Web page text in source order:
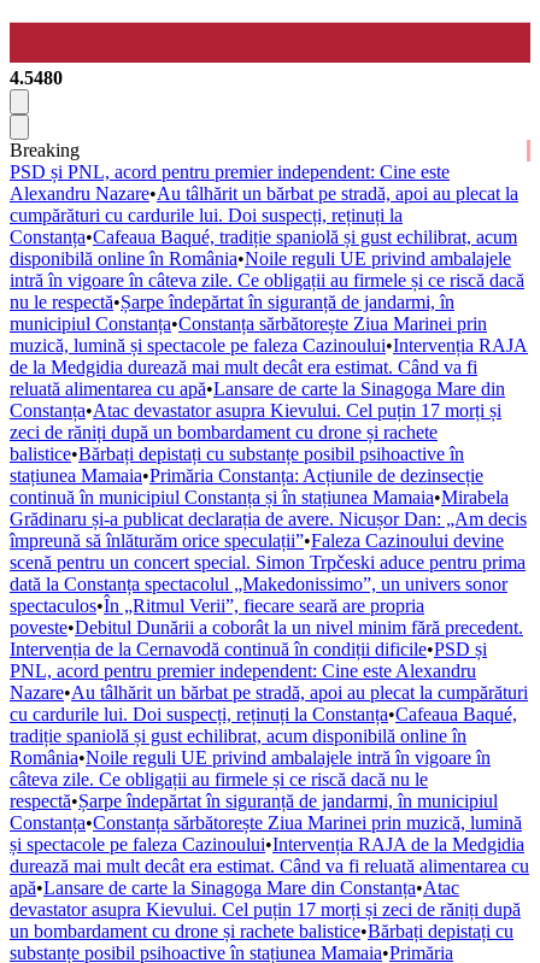
4.5480
Breaking
PSD și PNL, acord pentru premier independent: Cine este
Alexandru Nazare•Au tâlhărit un bărbat pe stradă, apoi au plecat la
cumpărături cu cardurile lui. Doi suspecți, reținuți la
Constanța•Cafeaua Baqué, tradiție spaniolă și gust echilibrat, acum
disponibilă online în România•Noile reguli UE privind ambalajele
intră în vigoare în câteva zile. Ce obligații au firmele și ce riscă dacă
nu le respectă•Șarpe îndepărtat în siguranță de jandarmi, în
municipiul Constanța•Constanța sărbătorește Ziua Marinei prin
muzică, lumină și spectacole pe faleza Cazinoului•Intervenția RAJA
de la Medgidia durează mai mult decât era estimat. Când va fi
reluată alimentarea cu apă•Lansare de carte la Sinagoga Mare din
Constanța•Atac devastator asupra Kievului. Cel puțin 17 morți și
zeci de răniți după un bombardament cu drone și rachete
balistice•Bărbați depistați cu substanțe posibil psihoactive în
stațiunea Mamaia•Primăria Constanța: Acțiunile de dezinsecție
continuă în municipiul Constanța și în stațiunea Mamaia•Mirabela
Grădinaru și-a publicat declarația de avere. Nicușor Dan: „Am decis
împreună să înlăturăm orice speculații”•Faleza Cazinoului devine
scenă pentru un concert special. Simon Trpčeski aduce pentru prima
dată la Constanța spectacolul „Makedonissimo”, un univers sonor
spectaculos•În „Ritmul Verii”, fiecare seară are propria
poveste•Debitul Dunării a coborât la un nivel minim fără precedent.
Intervenția de la Cernavodă continuă în condiții dificile•PSD și
PNL, acord pentru premier independent: Cine este Alexandru
Nazare•Au tâlhărit un bărbat pe stradă, apoi au plecat la cumpărături
cu cardurile lui. Doi suspecți, reținuți la Constanța•Cafeaua Baqué,
tradiție spaniolă și gust echilibrat, acum disponibilă online în
România•Noile reguli UE privind ambalajele intră în vigoare în
câteva zile. Ce obligații au firmele și ce riscă dacă nu le
respectă•Șarpe îndepărtat în siguranță de jandarmi, în municipiul
Constanța•Constanța sărbătorește Ziua Marinei prin muzică, lumină
și spectacole pe faleza Cazinoului•Intervenția RAJA de la Medgidia
durează mai mult decât era estimat. Când va fi reluată alimentarea cu
apă•Lansare de carte la Sinagoga Mare din Constanța•Atac
devastator asupra Kievului. Cel puțin 17 morți și zeci de răniți după
un bombardament cu drone și rachete balistice•Bărbați depistați cu
substanțe posibil psihoactive în stațiunea Mamaia•Primăria